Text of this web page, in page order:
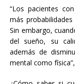
“Los pacientes
más
Sin embargo,
del sueño, su
además de
mental como